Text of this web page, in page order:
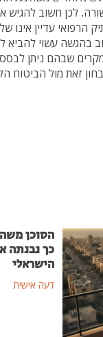
לכן חשוב
הרפואי עדיין אינו
בהגשה עשוי להביא
שבהם ניתן
זאת מול הביטוח
הסוכן
כך נבנתה
הישראלי
דעה אישית